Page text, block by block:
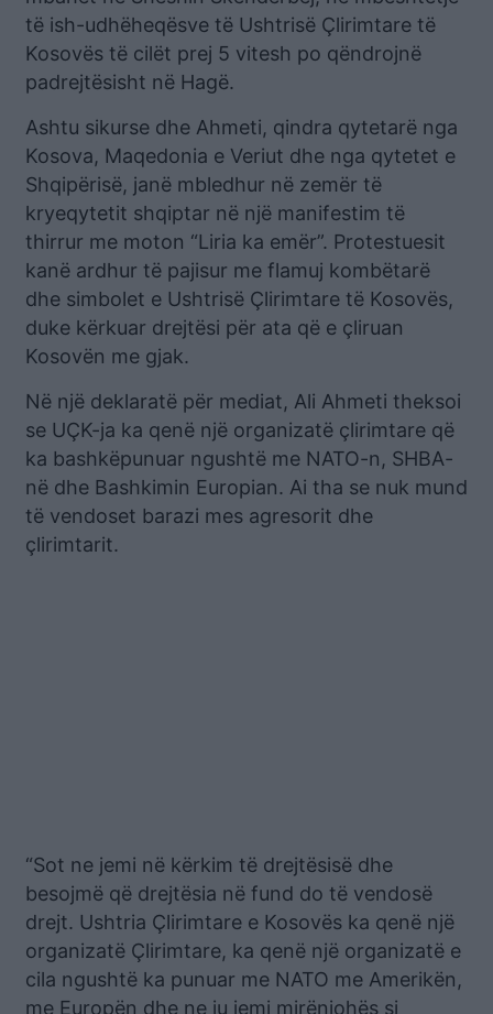
të ish-udhëheqësve të Ushtrisë Çlirimtare të
Kosovës të cilët prej 5 vitesh po qëndrojnë
padrejtësisht në Hagë.
Ashtu sikurse dhe Ahmeti, qindra qytetarë nga
Kosova, Maqedonia e Veriut dhe nga qytetet e
Shqipërisë, janë mbledhur në zemër të
kryeqytetit shqiptar në një manifestim të
thirrur me moton “Liria ka emër”. Protestuesit
kanë ardhur të pajisur me flamuj kombëtarë
dhe simbolet e Ushtrisë Çlirimtare të Kosovës,
duke kërkuar drejtësi për ata që e çliruan
Kosovën me gjak.
Në një deklaratë për mediat, Ali Ahmeti theksoi
se UÇK-ja ka qenë një organizatë çlirimtare që
ka bashkëpunuar ngushtë me NATO-n, SHBA-
në dhe Bashkimin Europian. Ai tha se nuk mund
të vendoset barazi mes agresorit dhe
çlirimtarit.
“Sot ne jemi në kërkim të drejtësisë dhe
besojmë që drejtësia në fund do të vendosë
drejt. Ushtria Çlirimtare e Kosovës ka qenë një
organizatë Çlirimtare, ka qenë një organizatë e
cila ngushtë ka punuar me NATO me Amerikën,
me Europën dhe ne ju jemi mirënjohës si